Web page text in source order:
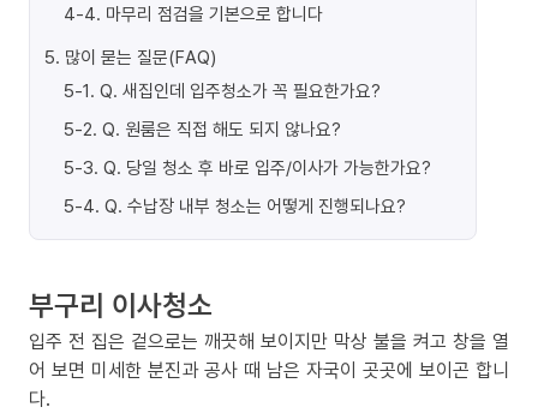
4-4. 마무리 점검을 기본으로 합니다
5. 많이 묻는 질문(FAQ)
5-1. Q. 새집인데 입주청소가 꼭 필요한가요?
5-2. Q. 원룸은 직접 해도 되지 않나요?
5-3. Q. 당일 청소 후 바로 입주/이사가 가능한가요?
5-4. Q. 수납장 내부 청소는 어떻게 진행되나요?
부구리 이사청소
입주 전 집은 겉으로는 깨끗해 보이지만 막상 불을 켜고 창을 열
어 보면 미세한 분진과 공사 때 남은 자국이 곳곳에 보이곤 합니
다.